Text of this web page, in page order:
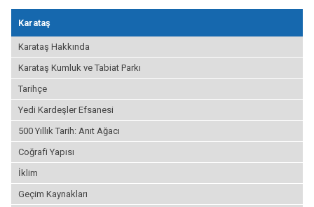
Karataş
Karataş Hakkında
Karataş Kumluk ve Tabiat Parkı
Tarihçe
Yedi Kardeşler Efsanesi
500 Yıllık Tarih: Anıt Ağacı
Coğrafi Yapısı
İklim
Geçim Kaynakları